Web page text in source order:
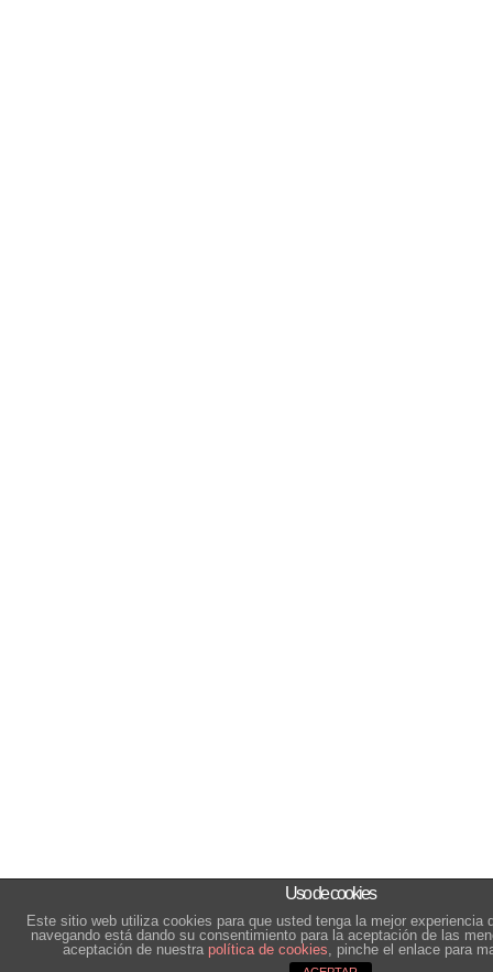
Uso de cookies
Este sitio web utiliza cookies para que usted tenga la mejor experiencia
navegando está dando su consentimiento para la aceptación de las
aceptación de nuestra política de cookies, pinche el enlace para